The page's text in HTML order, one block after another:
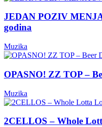
JEDAN POZIV
godina
Muzika
OPASNO! ZZ TOP –
Muzika
2CELLOS – Whole